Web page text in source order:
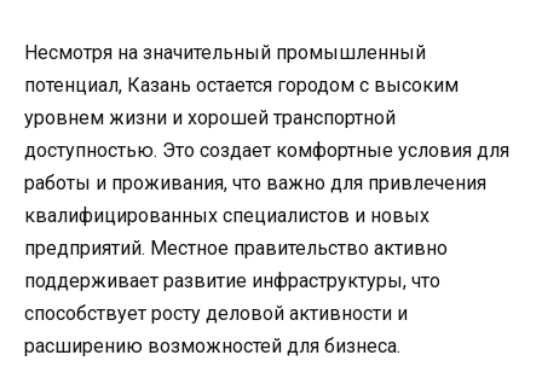
Несмотря на значительный промышленный
потенциал, Казань остается городом с высоким
уровнем жизни и хорошей транспортной
доступностью. Это создает комфортные условия для
работы и проживания, что важно для привлечения
квалифицированных специалистов и новых
предприятий. Местное правительство активно
поддерживает развитие инфраструктуры, что
способствует росту деловой активности и
расширению возможностей для бизнеса.